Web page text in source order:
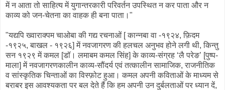
में न आता तो साहित्य में युगान्तरकारी परिवर्तन उपस्थित न कर पाता और न
काव्य को जन-चेतना का वाहक ही बना पाता।"
"यद्यपि ख्वाराक्पम चाओबा की गद्य रचनाओं [ कान्नबा वा -१९२४, फ़िदम
-१९२५, बाखल - १९२६] में नवजागरण की हलचल अनुभव होने लगी थी, किन्तु
सन १९२९ में कमल [डॉ। लमाबम कमल सिंह] के काव्य-संग्रह ‘लै परेङ’ [पुष्प-
माला] में नवजागरणकालीन काव्य-सौंदर्य एवं तत्कालीन सामाजिक, राजनीतिक
व सांस्कृतिक चिन्ताओं का विस्फ़ोट हुआ। कमल अपनी कविताओं के माध्यम से
बराबर इस आवश्यकता पर बल देते हैं कि हम अपनी उन दुर्बलताओं पर ध्यान दें,